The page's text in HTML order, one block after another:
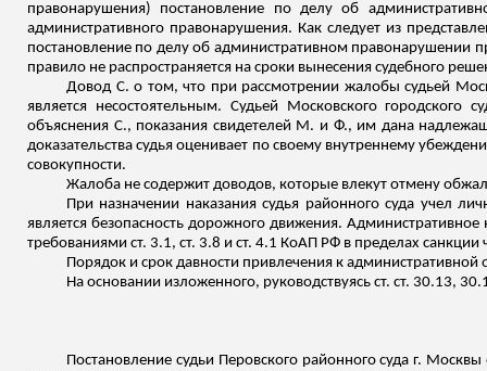
правонарушения) постановление по делу об
административного правонарушения. Как следует из
постановление по делу об административном правонарушении
правило не распространяется на сроки вынесения судебного
Довод С. о том, что при рассмотрении жалобы судьей
является несостоятельным. Судьей Московского
объяснения С., показания свидетелей М. и Ф., им дана
доказательства судья оценивает по своему внутреннему
совокупности.
Жалоба не содержит доводов, которые влекут отмену
При назначении наказания судья районного суда учел
является безопасность дорожного движения.
требованиями ст. 3.1, ст. 3.8 и ст. 4.1 КоАП РФ в пределах
Порядок и срок давности привлечения к административной
На основании изложенного, руководствуясь ст. ст. 30.13,
Постановление судьи Перовского районного суда г.